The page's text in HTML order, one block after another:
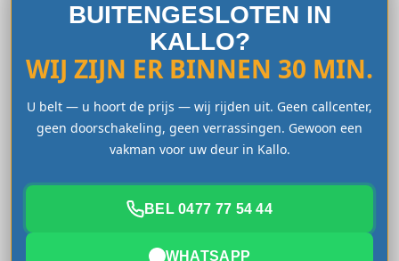
BUITENGESLOTEN IN
KALLO?
WIJ ZIJN ER BINNEN 30 MIN.
U belt — u hoort de prijs — wij rijden uit. Geen callcenter,
geen doorschakeling, geen verrassingen. Gewoon een
vakman voor uw deur in Kallo.
BEL 0477 77 54 44
WHATSAPP